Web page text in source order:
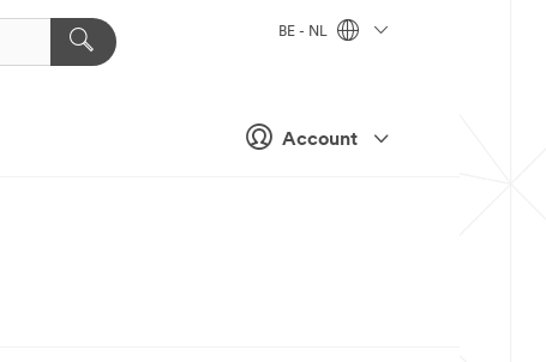
Account
BE - NL